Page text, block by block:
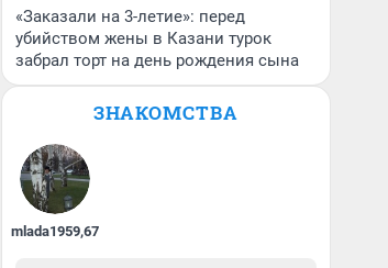
«Заказали на 3-летие»: перед
убийством жены в Казани турок
забрал торт на день рождения сына
ЗНАКОМСТВА
mlada1959,67